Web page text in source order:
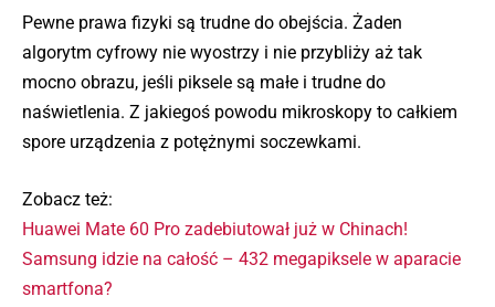
Pewne prawa fizyki są trudne do obejścia. Żaden
algorytm cyfrowy nie wyostrzy i nie przybliży aż tak
mocno obrazu, jeśli piksele są małe i trudne do
naświetlenia. Z jakiegoś powodu mikroskopy to całkiem
spore urządzenia z potężnymi soczewkami.
Zobacz też:
Huawei Mate 60 Pro zadebiutował już w Chinach!
Samsung idzie na całość – 432 megapiksele w aparacie
smartfona?